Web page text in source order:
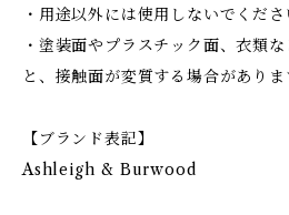
・用途以外には使用しないでくださ
・塗装面やプラスチック面、衣類
と、接触面が変質する場合がありま
【ブランド表記】
Ashleigh & Burwood